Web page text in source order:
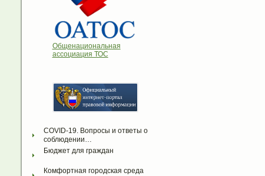
Общенациональная
ассоциация ТОС
COVID-19. Вопросы и ответы о
соблюдении…
Бюджет для граждан
Комфортная городская среда